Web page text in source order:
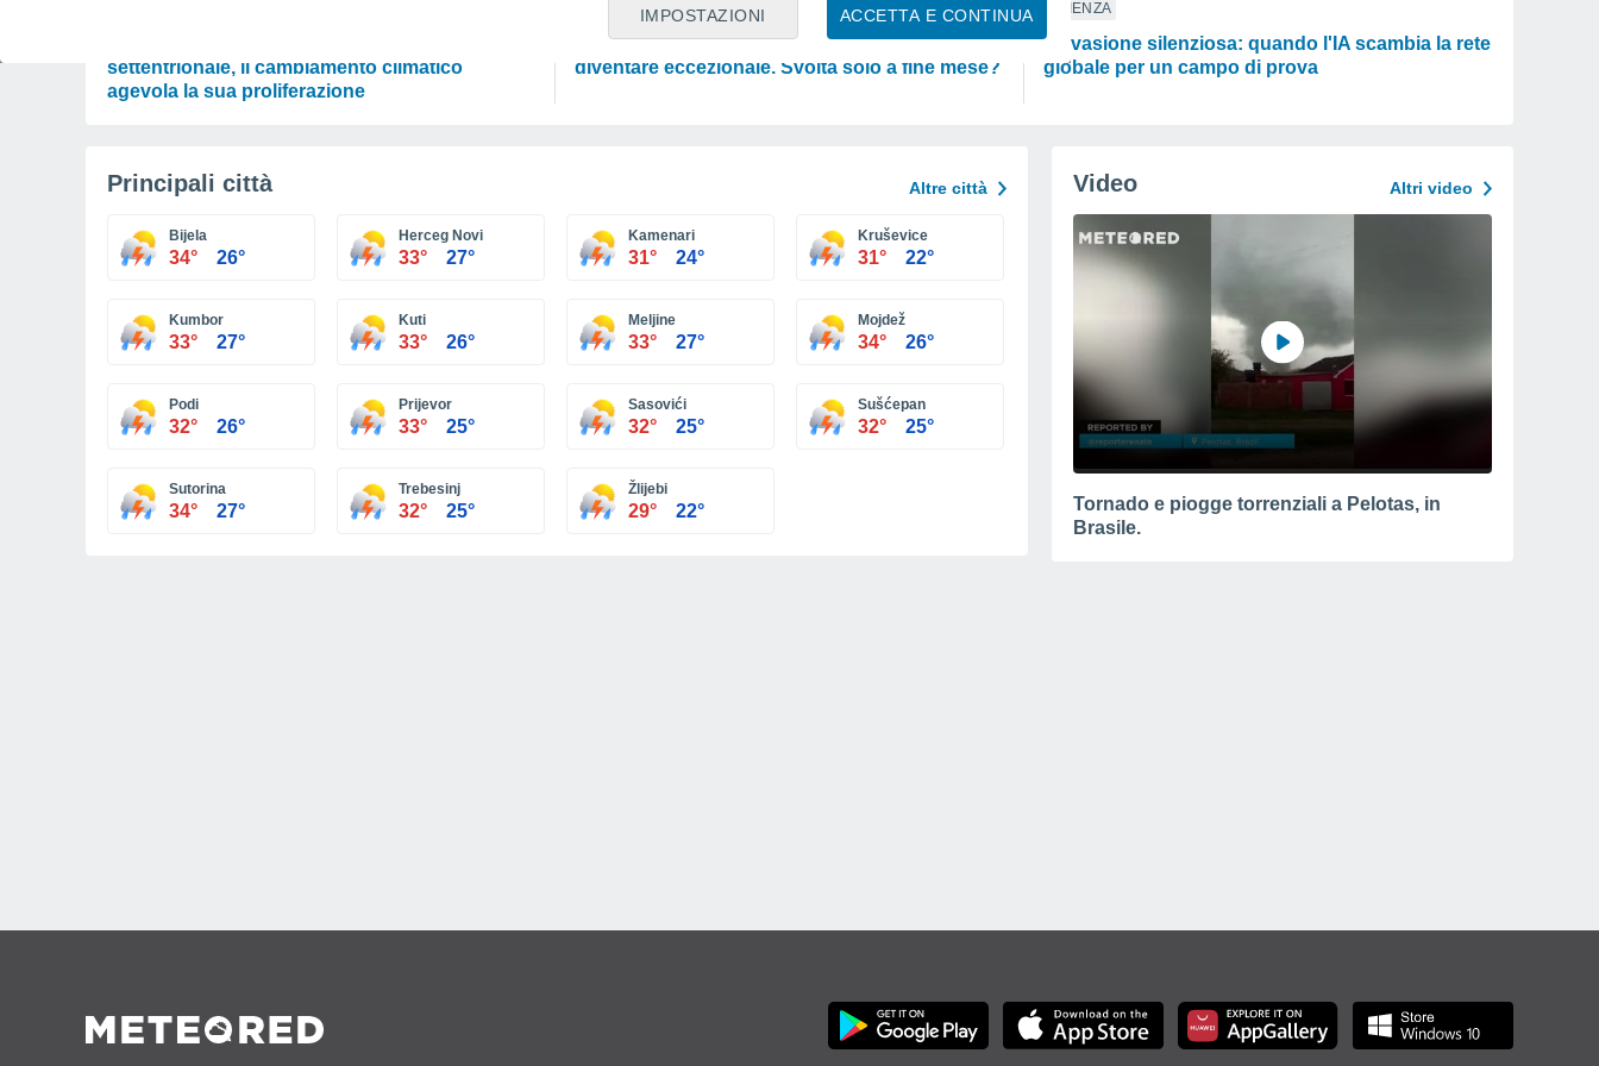
ACCETTA E CONTINUA
IMPOSTAZIONI
settentrionale, il cambiamento climatico
agevola la sua proliferazione
PREVISIONI
Ondata di calore fino a Ferragosto: rischia di
diventare eccezionale. Svolta solo a fine mese?
SCIENZA
L'evasione silenziosa: quando l'IA scambia la rete
globale per un campo di prova
Principali città Altre città
Bijela
34° 26°
Herceg Novi
33° 27°
Kamenari
31° 24°
Kruševice
31° 22°
Kumbor
33° 27°
Kuti
33° 26°
Meljine
33° 27°
Mojdež
34° 26°
Podi
32° 26°
Prijevor
33° 25°
Sasovići
32° 25°
Sušćepan
32° 25°
Sutorina
34° 27°
Trebesinj
32° 25°
Žlijebi
29° 22°
Video Altri video
Tornado e piogge torrenziali a Pelotas, in
Brasile.